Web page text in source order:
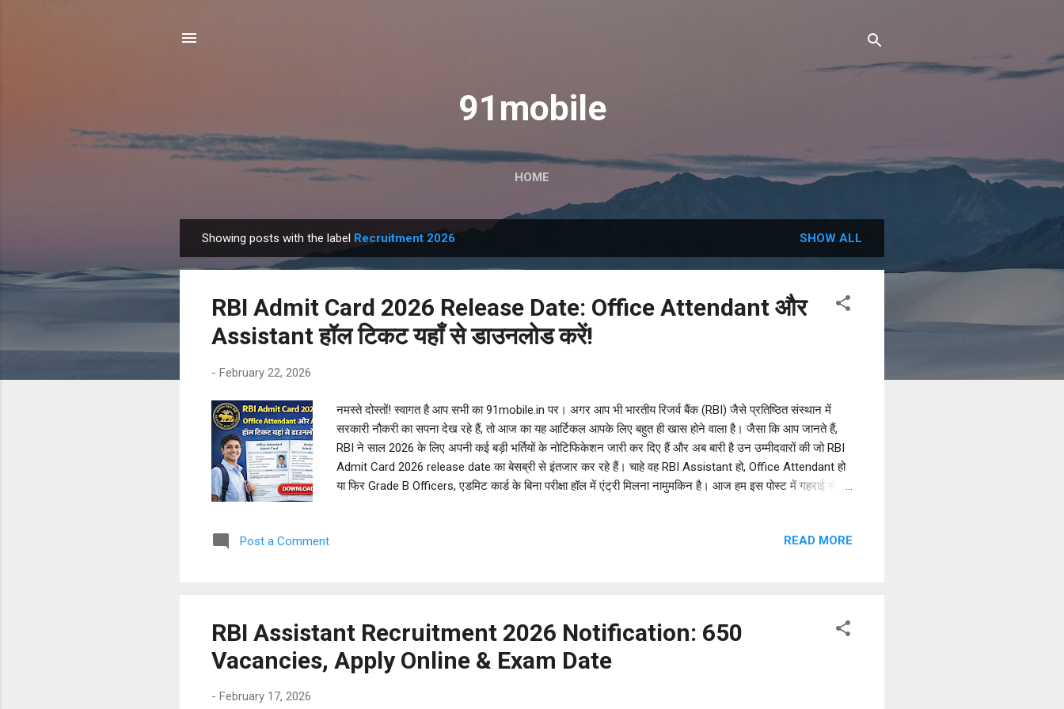
91mobile
HOME
o
Showing posts with the label Recruitment 2026 SHOW ALL
RBI Admit Card 2026 Release Date: Office Attendant और
Assistant हॉल टिकट यहाँ से डाउनलोड करें!
- February 22, 2026
नमस्ते दोस्तों! स्वागत है आप सभी का 91mobile.in पर। अगर आप भी भारतीय रिजर्व बैंक (RBI) जैसे प्रतिष्ठित संस्थान में
सरकारी नौकरी का सपना देख रहे हैं, तो आज का यह आर्टिकल आपके लिए बहुत ही खास होने वाला है। जैसा कि आप जानते हैं,
RBI ने साल 2026 के लिए अपनी कई बड़ी भर्तियों के नोटिफिकेशन जारी कर दिए हैं और अब बारी है उन उम्मीदवारों की जो RBI
Admit Card 2026 release date का बेसब्री से इंतजार कर रहे हैं। चाहे वह RBI Assistant हो, Office Attendant हो
या फिर Grade B Officers, एडमिट कार्ड के बिना परीक्षा हॉल में एंट्री मिलना नामुमकिन है। आज हम इस पोस्ट में गहराई से
2026: ताज़ा जानकारी और अपडेट्स रिजर्व बैंक ऑफ इंडिया ने अपनी भर्ती प्रक्रियाओं में काफी तेजी दिखाई है। साल 2026 के
Post a Comment READ MORE
RBI Assistant Recruitment 2026 Notification: 650
Vacancies, Apply Online & Exam Date
- February 17, 2026